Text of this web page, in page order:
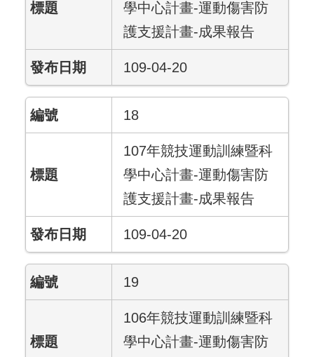
學中心計畫-運動傷害防
護支援計畫-成果報告
109-04-20
18
107年競技運動訓練暨科
學中心計畫-運動傷害防
護支援計畫-成果報告
109-04-20
19
106年競技運動訓練暨科
學中心計畫-運動傷害防